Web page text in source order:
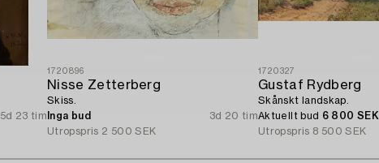
5d 23 tim
1720896
Nisse Zetterberg
Skiss.
Inga bud
3d 20 tim
Utropspris 2 500 SEK
1720327
Gustaf Rydberg
Skånskt landskap.
Aktuellt bud 6 800 SEK
Utropspris 8 500 SEK